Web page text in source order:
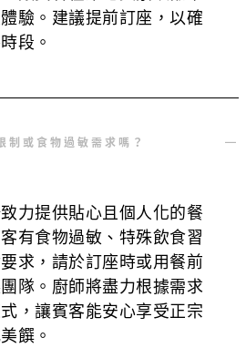
驗。建議提前訂座，以確
段。
制或食物過敏需求嗎？
力提供貼心且個人化的餐
有食物過敏、特殊飲食習
求，請於訂座時或用餐前
隊。廚師將盡力根據需求
，讓賓客能安心享受正宗
饌。